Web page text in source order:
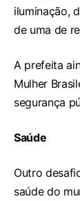
iluminação,
de uma de
A prefeita
Mulher
segurança
Saúde
Outro
saúde do